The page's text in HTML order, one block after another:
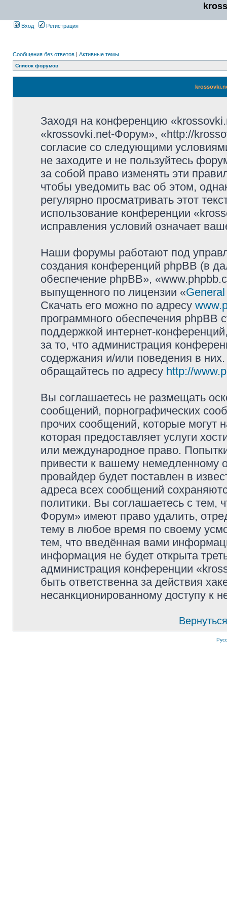
Вход Регистрация
Сообщения без ответов | Активные темы
Список форумов
Заходя на конференцию
«krossovki.net-Форум», «http://
согласие со следующими
не заходите и не пользуйтесь
за собой право изменять эти
чтобы уведомить вас об этом,
регулярно просматривать этот
использование конференции
исправления условий означает
Наши форумы работают под
создания конференций phpBB (в
обеспечение phpBB»,
выпущенного по лицензии «
Скачать его можно по адресу
программного обеспечения phpBB
поддержкой интернет-
за то, что администрация
содержания и/или поведения в
обращайтесь по адресу http://
Вы соглашаетесь не размещать
сообщений, порнографических
прочих сообщений, которые могут
которая предоставляет услуги
или международное право.
привести к вашему немедленному
провайдер будет поставлен в
адреса всех сообщений
политики. Вы соглашаетесь с тем,
Форум» имеют право удалить,
тему в любое время по своему
тем, что введённая вами
информация не будет открыта
администрация конференции
быть ответственна за действия
несанкционированному доступу к